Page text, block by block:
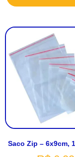
Saco Zip – 6x9cm,